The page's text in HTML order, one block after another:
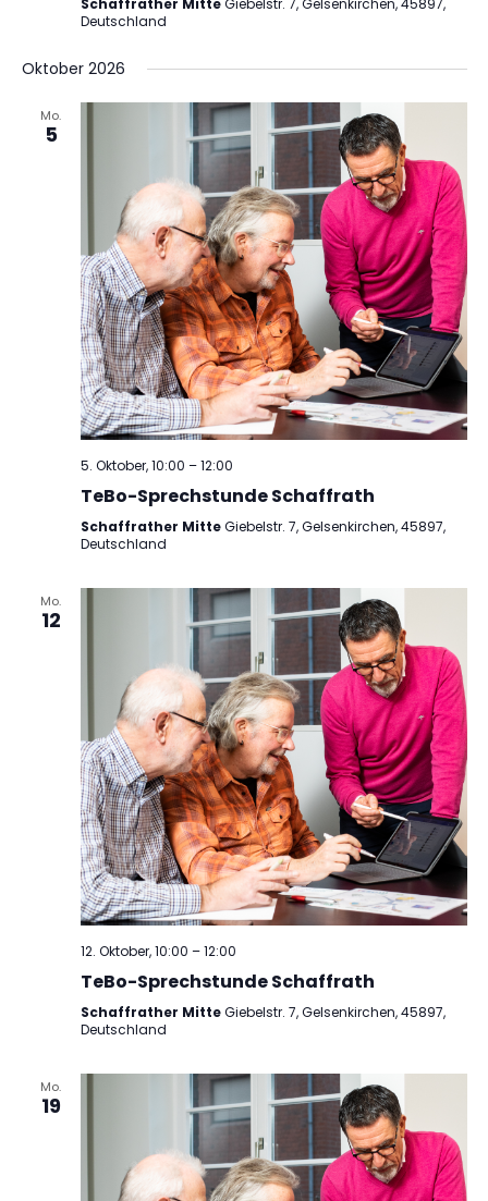
Schaffrather MitteGiebelstr. 7, Gelsenkirchen, 45897,
Deutschland
Oktober 2026
Mo.
5
5. Oktober, 10:00 –12:00
TeBo-Sprechstunde Schaffrath
Schaffrather MitteGiebelstr. 7, Gelsenkirchen, 45897,
Deutschland
Mo.
12
12. Oktober, 10:00 –12:00
TeBo-Sprechstunde Schaffrath
Schaffrather MitteGiebelstr. 7, Gelsenkirchen, 45897,
Deutschland
Mo.
19